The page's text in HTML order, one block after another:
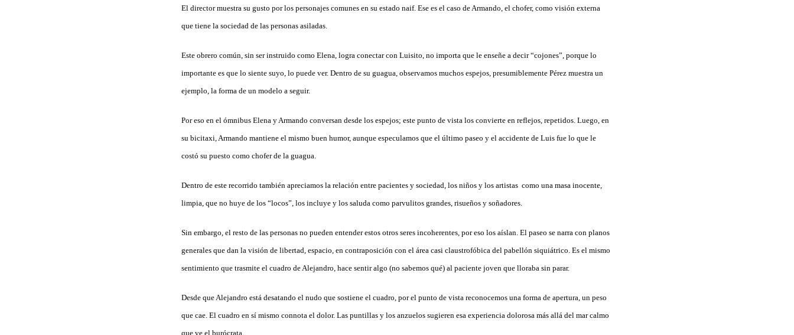
El director muestra su gusto por los personajes comunes en su estado naif. Ese es el caso de Armando, el chofer, como visión externa
que tiene la sociedad de las personas asiladas.
Este obrero común, sin ser instruido como Elena, logra conectar con Luisito, no importa que le enseñe a decir “cojones”, porque lo
importante es que lo siente suyo, lo puede ver. Dentro de su guagua, observamos muchos espejos, presumiblemente Pérez muestra un
ejemplo, la forma de un modelo a seguir.
Por eso en el ómnibus Elena y Armando conversan desde los espejos; este punto de vista los convierte en reflejos, repetidos. Luego, en
su bicitaxi, Armando mantiene el mismo buen humor, aunque especulamos que el último paseo y el accidente de Luis fue lo que le
costó su puesto como chofer de la guagua.
Dentro de este recorrido también apreciamos la relación entre pacientes y sociedad, los niños y los artistas como una masa inocente,
limpia, que no huye de los “locos”, los incluye y los saluda como parvulitos grandes, risueños y soñadores.
Sin embargo, el resto de las personas no pueden entender estos otros seres incoherentes, por eso los aíslan. El paseo se narra con planos
generales que dan la visión de libertad, espacio, en contraposición con el área casi claustrofóbica del pabellón siquiátrico. Es el mismo
sentimiento que trasmite el cuadro de Alejandro, hace sentir algo (no sabemos qué) al paciente joven que lloraba sin parar.
Desde que Alejandro está desatando el nudo que sostiene el cuadro, por el punto de vista reconocemos una forma de apertura, un peso
que cae. El cuadro en sí mismo connota el dolor. Las puntillas y los anzuelos sugieren esa experiencia dolorosa más allá del mar calmo
que ve el burócrata.